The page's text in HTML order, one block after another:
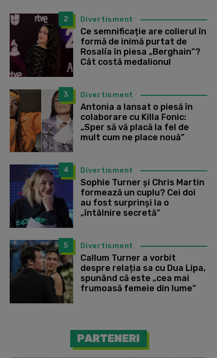
2 Divertisment
Ce semnificație are colierul în
formă de inimă purtat de
Rosalía în piesa „Berghain”?
Cât costă medalionul
3 Divertisment
Antonia a lansat o piesă în
colaborare cu Killa Fonic:
„Sper să vă placă la fel de
mult cum ne place nouă”
4 Divertisment
Sophie Turner și Chris Martin
formează un cuplu? Cei doi
au fost surprinși la o
„întâlnire secretă”
5 Divertisment
Callum Turner a vorbit
despre relația sa cu Dua Lipa,
spunând că este „cea mai
frumoasă femeie din lume”
PARTENERI